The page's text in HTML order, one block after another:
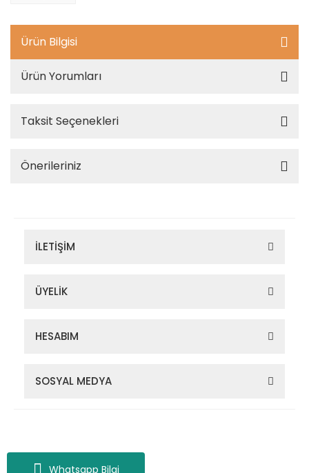
Whatsapp Bilgi
Ürün Bilgisi
Ürün Yorumları
Taksit Seçenekleri
Önerileriniz
İLETİŞİM
ÜYELİK
HESABIM
SOSYAL MEDYA